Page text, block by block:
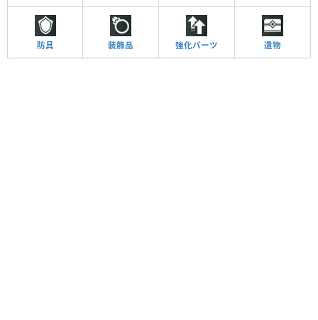
防具 装飾品 強化パーツ 遺物